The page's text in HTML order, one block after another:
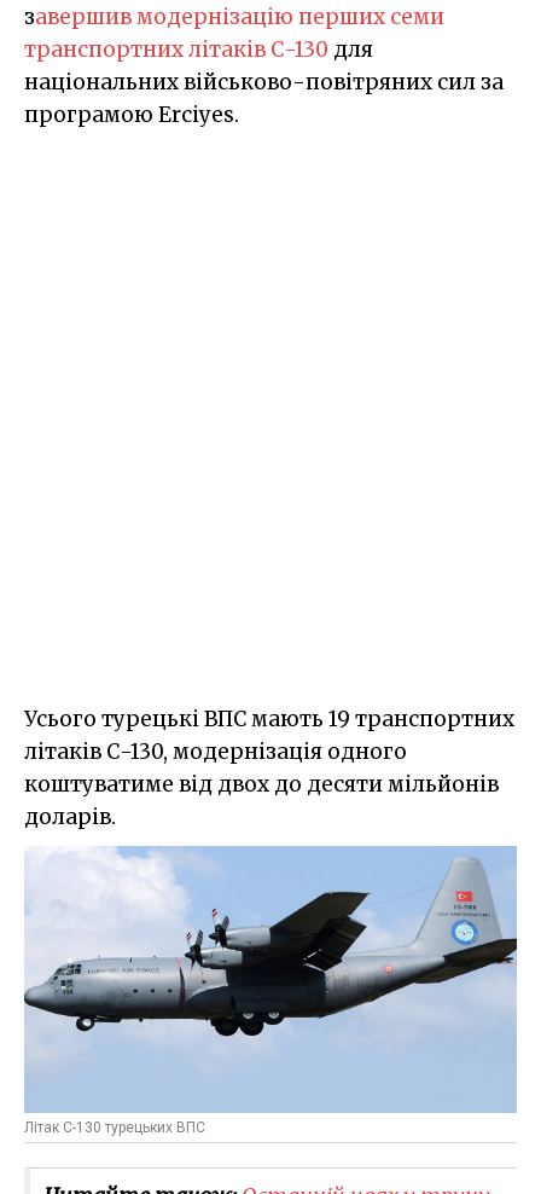
завершив модернізацію перших семи
транспортних літаків С-130 для
національних військово-повітряних сил за
програмою Erciyes.
Усього турецькі ВПС мають 19 транспортних
літаків С-130, модернізація одного
коштуватиме від двох до десяти мільйонів
доларів.
Літак С-130 турецьких ВПС